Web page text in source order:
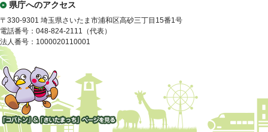
県庁へのアクセス
〒330-9301 埼玉県さいたま市浦和区高砂三丁目15番1号
電話番号：048-824-2111（代表）
法人番号：1000020110001
「コバトン」&「さいたまっ